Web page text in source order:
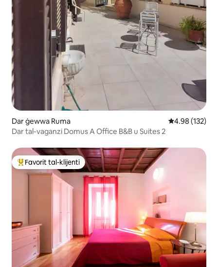
Dar ġewwa Ruma Rating medju
4.98 (132)
Dar tal-vaganzi Domus A Office B&B u Suites 2
Wieħed mill-aqwa favoriti tal-klijenti
Favorit tal-klijenti